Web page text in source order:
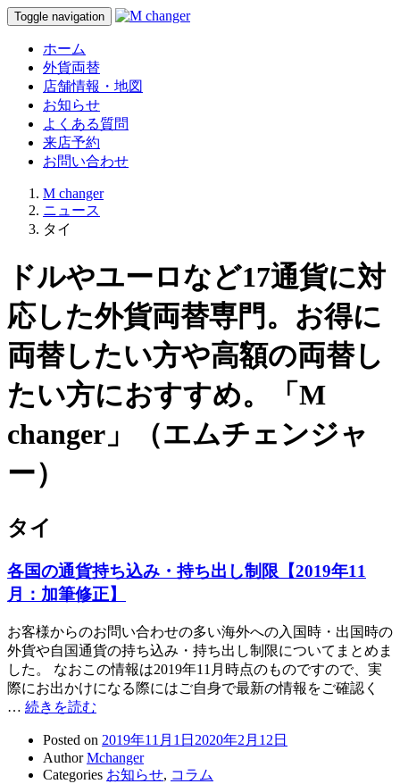
Toggle navigation
ホーム
外貨両替
店舗情報・地図
お知らせ
よくある質問
来店予約
お問い合わせ
M changer
ニュース
タイ
ドルやユーロなど17通貨に対
応した外貨両替専門。お得に
両替したい方や高額の両替し
たい方におすすめ。「M
changer」（エムチェンジャ
ー）
タイ
各国の通貨持ち込み・持ち出し制限【2019年11
月：加筆修正】
お客様からのお問い合わせの多い海外への入国時・出国時の
外貨や自国通貨の持ち込み・持ち出し制限についてまとめま
した。 なおこの情報は2019年11月時点のものですので、実
際にお出かけになる際にはご自身で最新の情報をご確認く
… 続きを読む
Posted on 2019年11月1日 2020年2月12日
AuthorMchanger
Categories お知らせ, コラム